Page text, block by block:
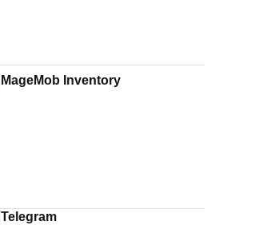
MageMob Inventory
Telegram